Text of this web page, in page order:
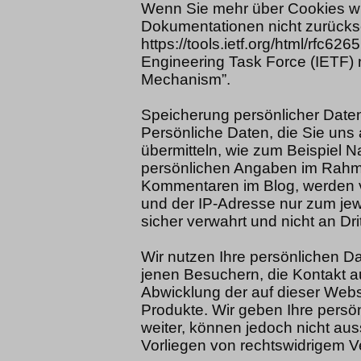
Wenn Sie mehr über Cookies
Dokumentationen nicht
https://tools.ietf.org/html/
Engineering Task Force
Mechanism”.
Speicherung persönlicher
Persönliche Daten, die Sie
übermitteln, wie zum Beispiel
persönlichen Angaben im
Kommentaren im Blog,
und der IP-Adresse nur zum
sicher verwahrt und nicht an
Wir nutzen Ihre persönlichen
jenen Besuchern, die Kontakt
Abwicklung der auf dieser
Produkte. Wir geben Ihre
weiter, können jedoch nicht
Vorliegen von rechtswidrigem